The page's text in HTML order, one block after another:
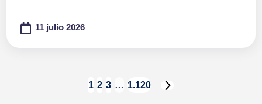
11 julio 2026
Paginación
1 2 3 … 1.120